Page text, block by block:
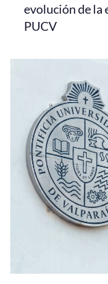
evolución de la
PUCV